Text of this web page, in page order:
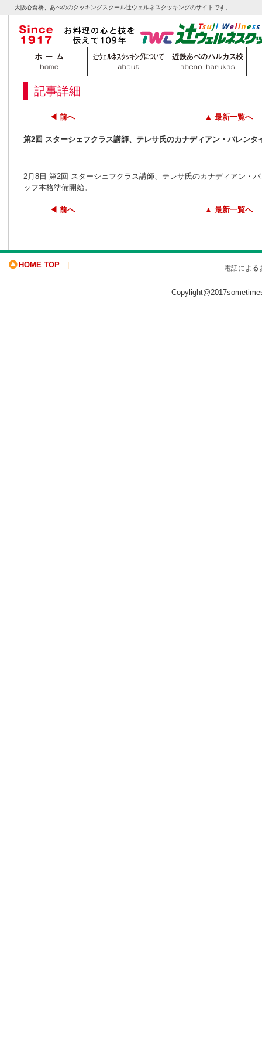
大阪心斎橋、あべののクッキングスクール辻ウェルネスクッキングのサイトです。
記事詳細
◀ 前へ ▲ 最新一覧へ
第2回 スターシェフクラス講師、テレサ氏のカナディアン・バレン
2月8日 第2回 スターシェフクラス講師、テレサ氏のカナディアン・
ッフ本格準備開始。
◀ 前へ ▲ 最新一覧へ
HOME TOP 電話によ